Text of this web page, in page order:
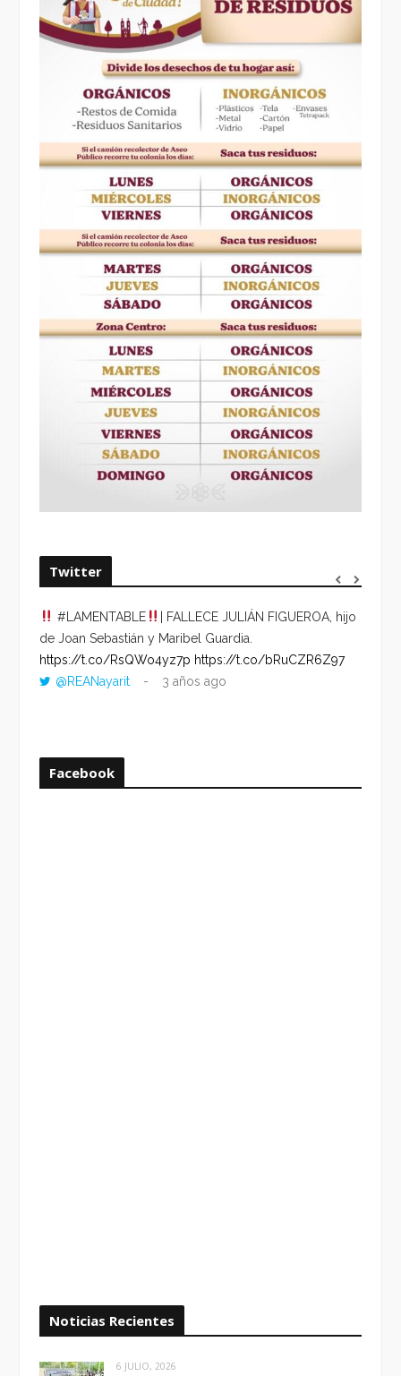
Twitter
#LAMENTABLE
| FALLECE JULIÁN FIGUEROA, hijo
de Joan Sebastián y Maribel Guardia.
https://t.co/RsQWo4yz7p https://t.co/bRuCZR6Z97
@REANayarit
3 años ago
Facebook
Noticias Recientes
6 JULIO, 2026